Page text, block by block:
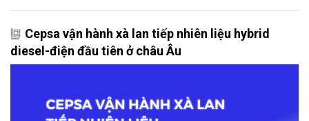
Cepsa vận hành xà lan tiếp nhiên liệu hybrid
diesel-điện đầu tiên ở châu Âu